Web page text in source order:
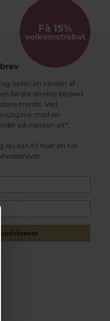
Få 15%
velkomstrabat
oplev en verden af
første direkte besked
trends. Ved
med en
på næsten alt*.
du kan til hver en tid